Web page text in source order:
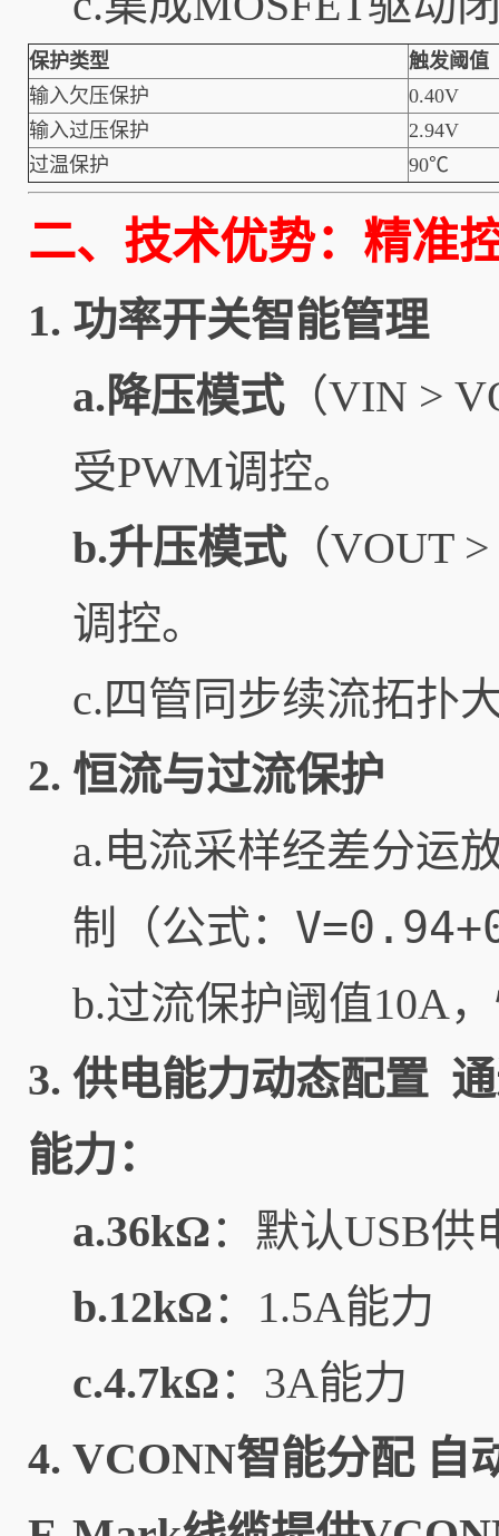
保护类型
触发阈值
输入欠压保护
0.40V
输入过压保护
2.94V
过温保护
90℃
二、技术优势：精准
1. 功率开关智能管理
a.降压模式（VIN >
受PWM调控。
b.升压模式（VOUT
调控。
c.四管同步续流拓扑
2. 恒流与过流保护
a.电流采样经差分运
制（公式：
b.过流保护阈值10A
3. 供电能力动态配置
能力：
a.36kΩ：默认USB供
b.12kΩ：1.5A能力
c.4.7kΩ：3A能力
4. VCONN智能分配自